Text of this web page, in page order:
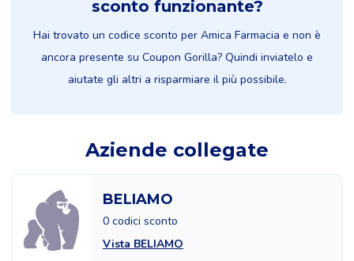
sconto funzionante?
Hai trovato un codice sconto per Amica Farmacia e non è
ancora presente su Coupon Gorilla? Quindi inviatelo e
aiutate gli altri a risparmiare il più possibile.
Aziende collegate
BELIAMO
0 codici sconto
Vista BELIAMO